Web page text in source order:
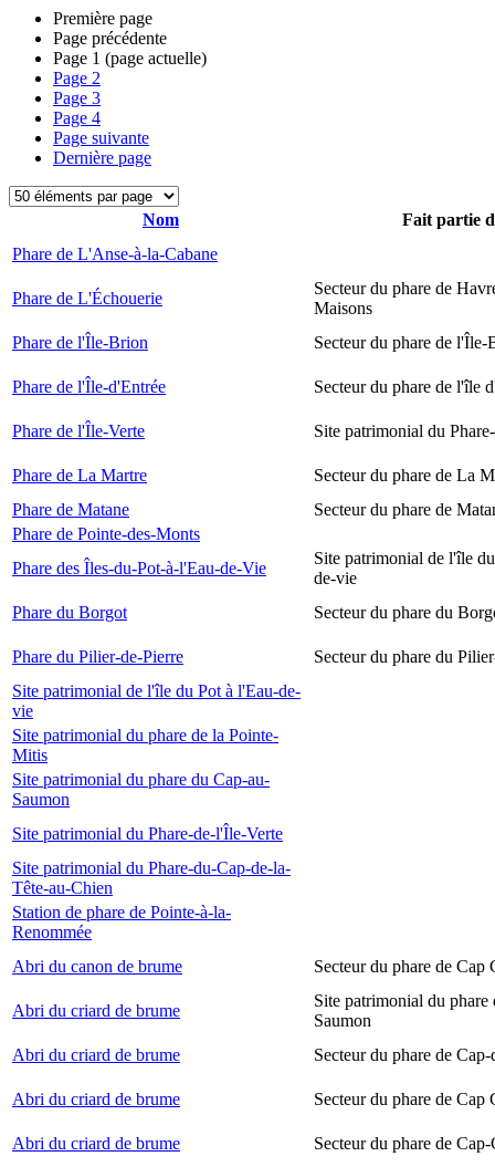
Première page
Page précédente
Page 1 (page actuelle)
Page 2
Page 3
Page 4
Page suivante
Dernière page
Nom
Fait partie
Phare de L'Anse-à-la-Cabane
Phare de L'Échouerie
Secteur du phare de
Maisons
Phare de l'Île-Brion
Secteur du phare de l'Île-
Phare de l'Île-d'Entrée Secteur du phare de l'île
Phare de l'Île-Verte Site patrimonial du
Phare de La Martre
Secteur du phare de La
Phare de Matane
Secteur du phare de
Phare de Pointe-des-Monts
Phare des Îles-du-Pot-à-l'Eau-de-Vie
Site patrimonial de l'île
de-vie
Phare du Borgot
Secteur du phare du
Phare du Pilier-de-Pierre
Secteur du phare du
Site patrimonial de l'île du Pot à l'Eau-de-
vie
Site patrimonial du phare de la Pointe-
Mitis
Site patrimonial du phare du Cap-au-
Saumon
Site patrimonial du Phare-de-l'Île-Verte
Site patrimonial du Phare-du-Cap-de-la-
Tête-au-Chien
Station de phare de Pointe-à-la-
Renommée
Abri du canon de brume
Secteur du phare de Cap
Abri du criard de brume
Site patrimonial du phare
Saumon
Abri du criard de brume
Secteur du phare de Cap-
Abri du criard de brume Secteur du phare de Cap
Abri du criard de brume Secteur du phare de Cap-